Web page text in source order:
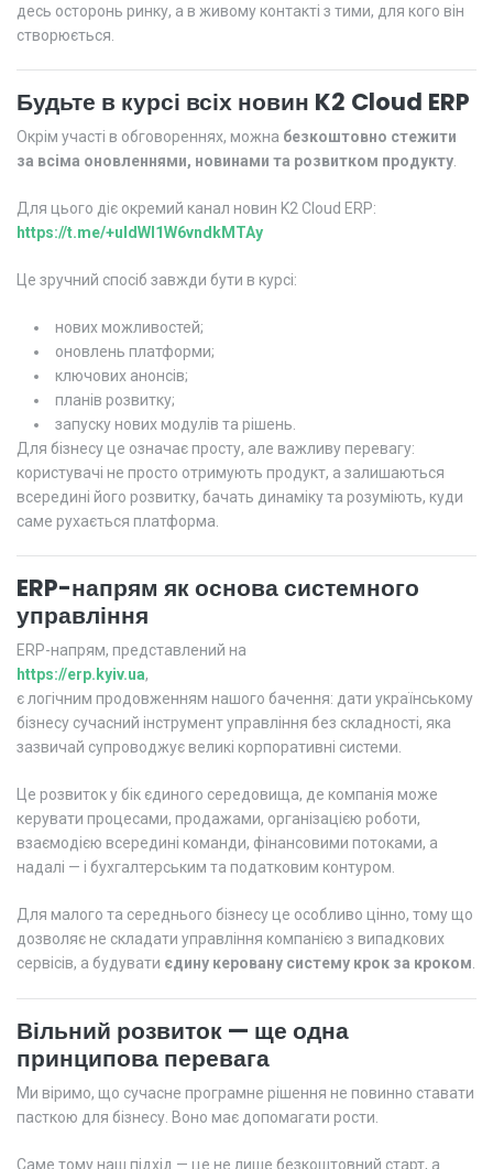
десь осторонь ринку, а в живому контакті з тими, для кого він
створюється.
Будьте в курсі всіх новин K2 Cloud ERP
Окрім участі в обговореннях, можна безкоштовно стежити
за всіма оновленнями, новинами та розвитком продукту.
Для цього діє окремий канал новин K2 Cloud ERP:
https://t.me/+uIdWI1W6vndkMTAy
Це зручний спосіб завжди бути в курсі:
нових можливостей;
оновлень платформи;
ключових анонсів;
планів розвитку;
запуску нових модулів та рішень.
Для бізнесу це означає просту, але важливу перевагу:
користувачі не просто отримують продукт, а залишаються
всередині його розвитку, бачать динаміку та розуміють, куди
саме рухається платформа.
ERP-напрям як основа системного
управління
ERP-напрям, представлений на
https://erp.kyiv.ua,
є логічним продовженням нашого бачення: дати українському
бізнесу сучасний інструмент управління без складності, яка
зазвичай супроводжує великі корпоративні системи.
Це розвиток у бік єдиного середовища, де компанія може
керувати процесами, продажами, організацією роботи,
взаємодією всередині команди, фінансовими потоками, а
надалі — і бухгалтерським та податковим контуром.
Для малого та середнього бізнесу це особливо цінно, тому що
дозволяє не складати управління компанією з випадкових
сервісів, а будувати єдину керовану систему крок за кроком
Вільний розвиток — ще одна
принципова перевага
Ми віримо, що сучасне програмне рішення не повинно ставати
пасткою для бізнесу. Воно має допомагати рости.
Саме тому наш підхід — це не лише безкоштовний старт, а